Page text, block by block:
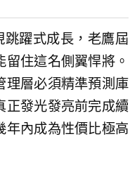
躍式成長，老鷹屆
住這名側翼悍將。
理層必須精準預測庫
正發光發亮前完成續
年內成為性價比極高